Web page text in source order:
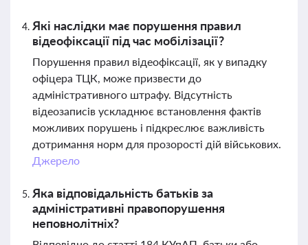
Які наслідки має порушення правил
відеофіксації під час мобілізації?
Порушення правил відеофіксації, як у випадку
офіцера ТЦК, може призвести до
адміністративного штрафу. Відсутність
відеозаписів ускладнює встановлення фактів
можливих порушень і підкреслює важливість
дотримання норм для прозорості дій військових.
Джерело
Яка відповідальність батьків за
адміністративні правопорушення
неповнолітніх?